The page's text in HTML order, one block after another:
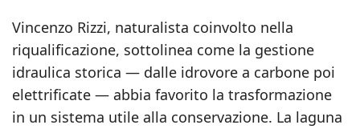
Vincenzo Rizzi, naturalista coinvolto nella
riqualificazione, sottolinea come la gestione
idraulica storica — dalle idrovore a carbone poi
elettrificate — abbia favorito la trasformazione
in un sistema utile alla conservazione. La laguna